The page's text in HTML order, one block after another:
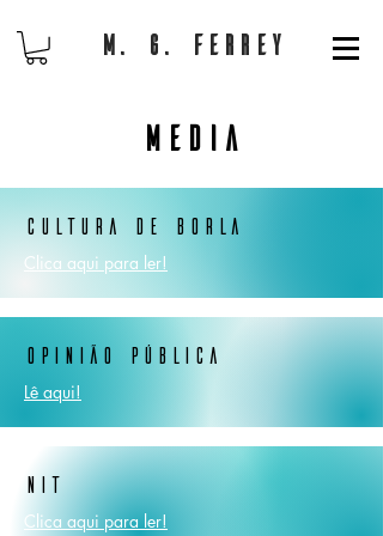
M. G. Ferrey
Media
Cultura de Borla
Clica aqui para ler!
Opinião Pública
Lê aqui!
NIT
Clica aqui para ler!